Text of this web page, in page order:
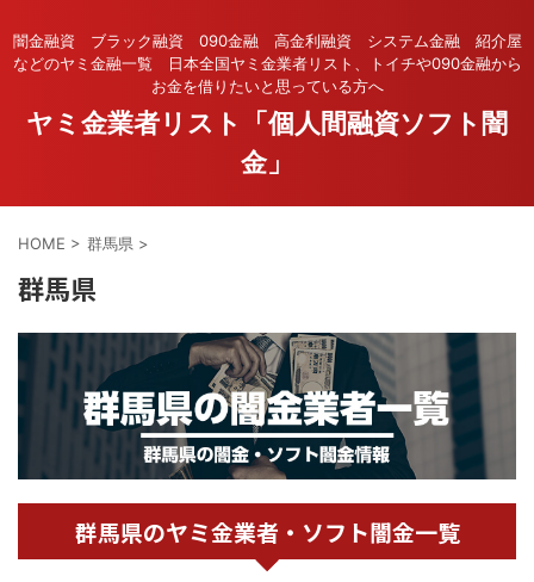
闇金融資 ブラック融資 090金融 高金利融資 システム金融 紹介屋
などのヤミ金融一覧 日本全国ヤミ金業者リスト、トイチや090金融から
お金を借りたいと思っている方へ
ヤミ金業者リスト「個人間融資ソフト闇
金」
HOME > 群馬県 >
群馬県
群馬県のヤミ金業者・ソフト闇金一覧